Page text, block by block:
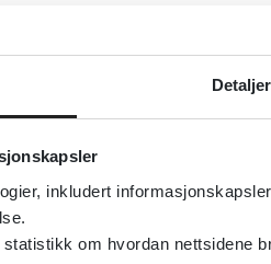
Detaljer
inkludert
om hvordan nettsidene